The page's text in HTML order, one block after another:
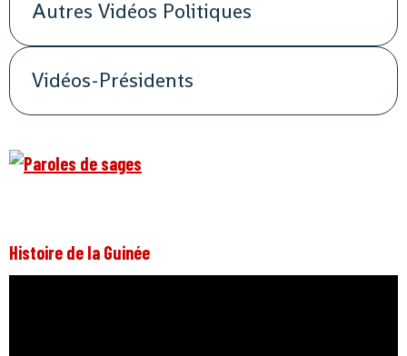
Autres Vidéos Politiques
Vidéos-Présidents
Histoire de la Guinée